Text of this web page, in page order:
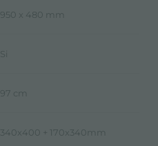
950 x 480 mm
Si
97 cm
340x400 + 170x340mm